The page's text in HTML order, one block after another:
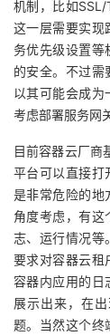
机制，比如
这一层需要实现
务优先级设置等
的安全。不过需
以其可能会成为
考虑部署服务网
目前容器云厂商
平台可以直接打
是非常危险的地
角度考虑，有这
志、运行情况等
要求对容器云租
容器内应用的日
展示出来，在
题。当然这个终